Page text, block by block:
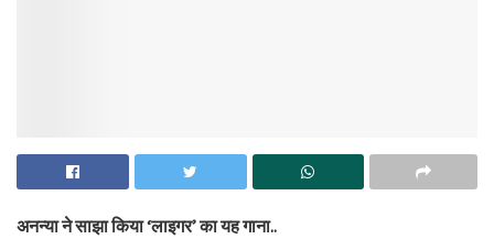
अनन्या ने साझा किया ‘लाइगर’ का यह गाना..